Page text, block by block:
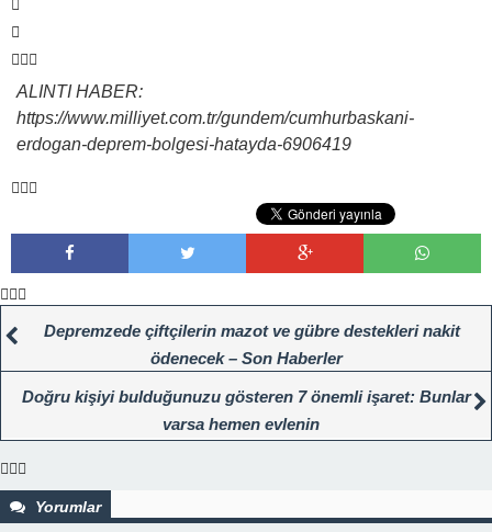
ALINTI HABER:
https://www.milliyet.com.tr/gundem/cumhurbaskani-
erdogan-deprem-bolgesi-hatayda-6906419
Depremzede çiftçilerin mazot ve gübre destekleri nakit
ödenecek – Son Haberler
Doğru kişiyi bulduğunuzu gösteren 7 önemli işaret: Bunlar
varsa hemen evlenin
Yorumlar